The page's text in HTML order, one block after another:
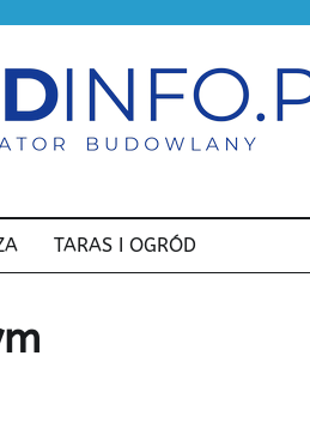
TARAS I OGRÓD